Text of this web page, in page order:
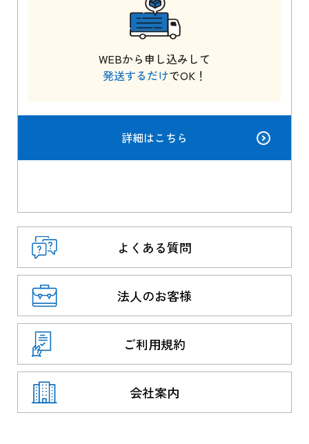
WEBから申し込みして
発送するだけでOK！
詳細はこちら
よくある質問
法人のお客様
ご利用規約
会社案内